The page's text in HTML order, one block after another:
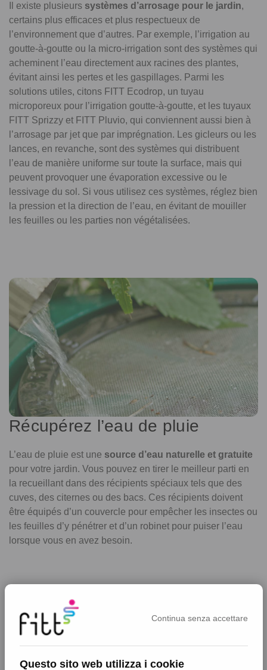
Continua senza accettare
Questo sito web utilizza i cookie
Il existe plusieurs systèmes d’arrosage pour le jardin,
certains plus efficaces et plus respectueux de
l’environnement que d’autres. Par exemple, l’irrigation au
goutte-à-goutte ou la micro-irrigation sont des systèmes qui
acheminent l’eau directement aux racines des plantes,
évitant ainsi les pertes et les gaspillages. Parmi les
solutions utiles, citons FITT Ecodrop, un tuyau
microporeux pour l’irrigation goutte-à-goutte, et les tuyaux
FITT Sprizzy et FITT Pluvio, qui conviennent aussi bien à
l’arrosage par jet que par imprégnation. Les gicleurs ou les
lances, en revanche, sont des systèmes qui distribuent
l’eau de manière uniforme sur toute la surface, mais qui
peuvent provoquer une évaporation excessive ou le
lessivage du sol. Si vous utilisez ces systèmes, réglez bien
la pression et la direction de l’eau, en évitant de mouiller
les feuilles ou les parties non végétalisées.
Récupérez l’eau de pluie
L’eau de pluie est une source d’eau naturelle et gratuite
pour votre jardin. Vous pouvez en tirer le meilleur parti en
la recueillant dans des récipients spéciaux tels que des
cuves, des citernes ou des bacs. Ces récipients doivent
être équipés d’un couvercle pour empêcher les insectes ou
les feuilles d’y pénétrer et d’un robinet pour puiser l’eau
lorsque vous en avez besoin.